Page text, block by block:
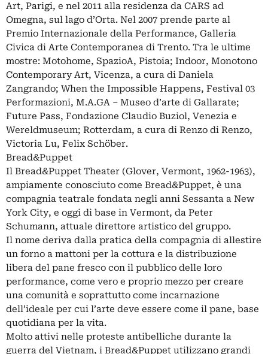
Art, Parigi, e nel 2011 alla residenza da CARS ad
Omegna, sul lago d’Orta. Nel 2007 prende parte al
Premio Internazionale della Performance, Galleria
Civica di Arte Contemporanea di Trento. Tra le ultime
mostre: Motohome, SpazioA, Pistoia; Indoor, Monotono
Contemporary Art, Vicenza, a cura di Daniela
Zangrando; When the Impossible Happens, Festival 03
Performazioni, M.A.GA – Museo d’arte di Gallarate;
Future Pass, Fondazione Claudio Buziol, Venezia e
Wereldmuseum; Rotterdam, a cura di Renzo di Renzo,
Victoria Lu, Felix Schöber.
Bread&Puppet
Il Bread&Puppet Theater (Glover, Vermont, 1962-1963),
ampiamente conosciuto come Bread&Puppet, è una
compagnia teatrale fondata negli anni Sessanta a New
York City, e oggi di base in Vermont, da Peter
Schumann, attuale direttore artistico del gruppo.
Il nome deriva dalla pratica della compagnia di allestire
un forno a mattoni per la cottura e la distribuzione
libera del pane fresco con il pubblico delle loro
performance, come vero e proprio mezzo per creare
una comunità e soprattutto come incarnazione
dell’ideale per cui l’arte deve essere come il pane, base
quotidiana per la vita.
Molto attivi nelle proteste antibelliche durante la
guerra del Vietnam, i Bread&Puppet utilizzano grandi